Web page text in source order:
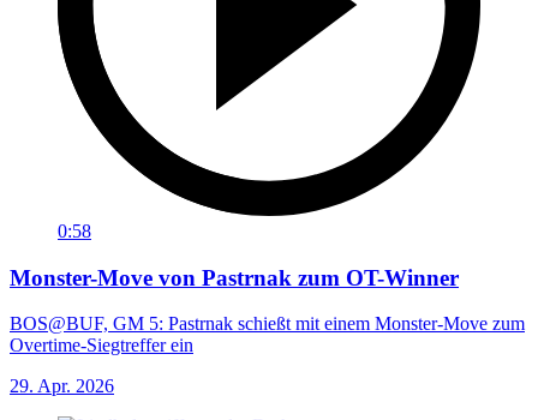
0:58
Monster-Move von Pastrnak zum OT-Winner
BOS@BUF, GM 5: Pastrnak schießt mit einem Monster-Move zum
Overtime-Siegtreffer ein
29. Apr. 2026